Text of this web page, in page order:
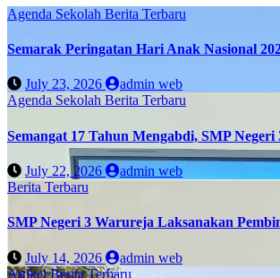
Agenda Sekolah Berita Terbaru
Semarak Peringatan Hari Anak Nasional
July 23, 2026
admin web
Agenda Sekolah Berita Terbaru
Semangat 17 Tahun Mengabdi, SMP
July 22, 2026
admin web
Berita Terbaru
SMP Negeri 3 Warureja Laksanakan
July 14, 2026
admin web
ArtikelBerita Terbaru